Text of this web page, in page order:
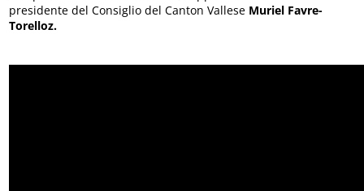
presidente del Consiglio del Canton Vallese Muriel Favre-
Torelloz.